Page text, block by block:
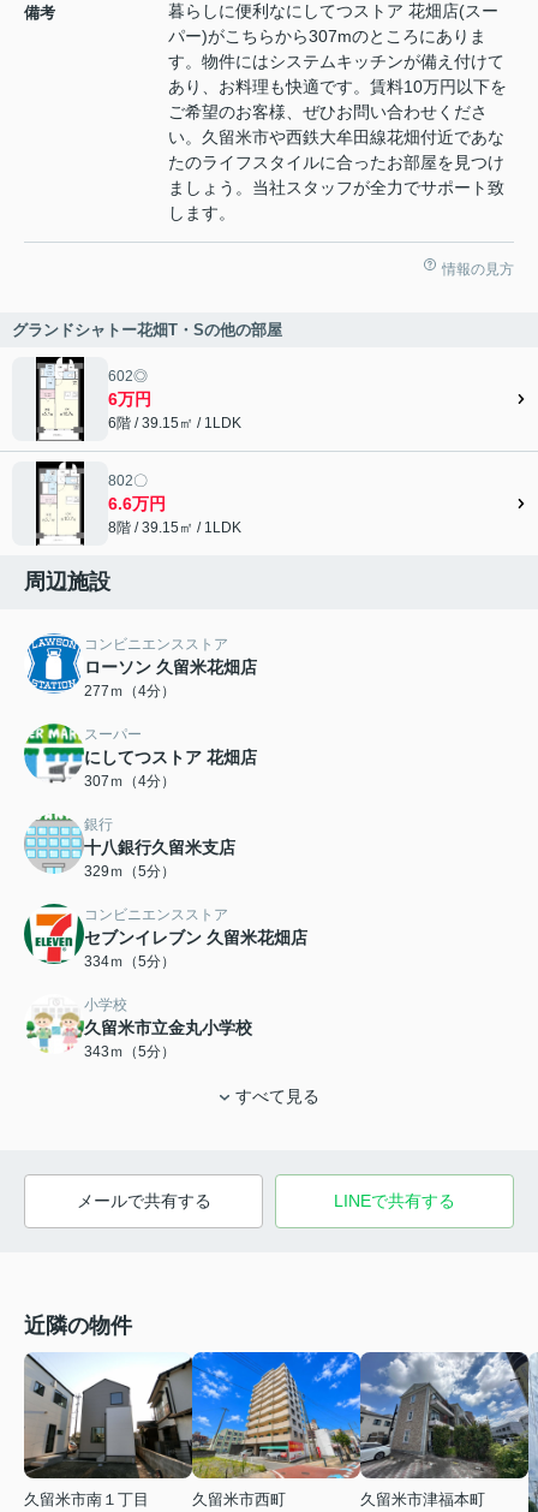
備考
暮らしに便利なにしてつストア 花畑店(スー
パー)がこちらから307mのところにありま
す。物件にはシステムキッチンが備え付けて
あり、お料理も快適です。賃料10万円以下を
ご希望のお客様、ぜひお問い合わせくださ
い。久留米市や西鉄大牟田線花畑付近であな
たのライフスタイルに合ったお部屋を見つけ
ましょう。当社スタッフが全力でサポート致
します。
情報の見方
グランドシャトー花畑T・Sの他の部屋
602◎
6万円
6階 / 39.15㎡ / 1LDK
802〇
6.6万円
8階 / 39.15㎡ / 1LDK
周辺施設
コンビニエンスストア
ローソン 久留米花畑店
277ｍ（4分）
スーパー
にしてつストア 花畑店
307ｍ（4分）
銀行
十八銀行久留米支店
329ｍ（5分）
コンビニエンスストア
セブンイレブン 久留米花畑店
334ｍ（5分）
小学校
久留米市立金丸小学校
343ｍ（5分）
すべて見る
メールで共有する LINEで共有する
近隣の物件
久留米市南１丁目
久留米市西町
久留米市津福本町